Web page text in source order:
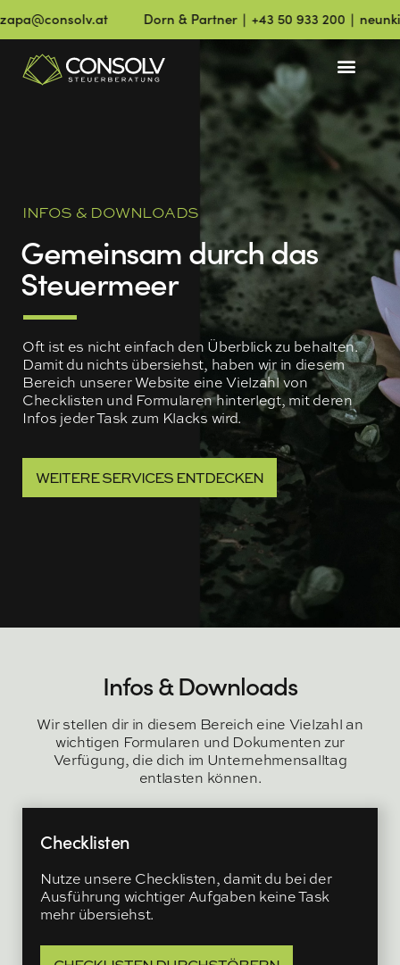
Dorn & Partner ∣ +43 50 933 200 ∣
INFOS & DOWNLOADS
Gemeinsam durch das
Steuermeer
Oft ist es nicht einfach den Überblick zu behalten.
Damit du nichts übersiehst, haben wir in diesem
Bereich unserer Website eine Vielzahl von
Checklisten und Formularen hinterlegt, mit deren
Infos jeder Task zum Klacks wird.
WEITERE SERVICES ENTDECKEN
Infos & Downloads
Wir stellen dir in diesem Bereich eine Vielzahl an
wichtigen Formularen und Dokumenten zur
Verfügung, die dich im Unternehmensalltag
entlasten können.
Checklisten
Nutze unsere Checklisten, damit du bei der
Ausführung wichtiger Aufgaben keine Task
mehr übersiehst.